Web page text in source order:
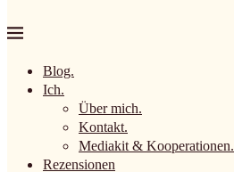
Blog.
Ich.
Über mich.
Kontakt.
Mediakit & Kooperationen.
Rezensionen